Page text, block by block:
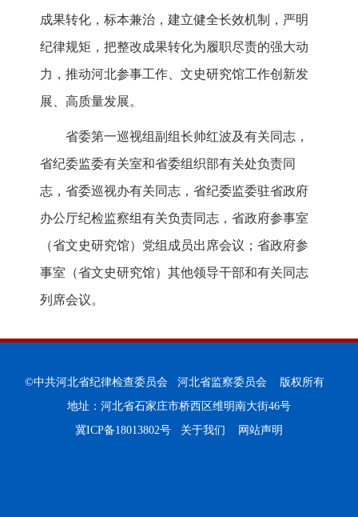
成果转化，标本兼治，建立健全长效机制，严明
纪律规矩，把整改成果转化为履职尽责的强大动
力，推动河北参事工作、文史研究馆工作创新发
展、高质量发展。
省委第一巡视组副组长帅红波及有关同志，
省纪委监委有关室和省委组织部有关处负责同
志，省委巡视办有关同志，省纪委监委驻省政府
办公厅纪检监察组有关负责同志，省政府参事室
（省文史研究馆）党组成员出席会议；省政府参
事室（省文史研究馆）其他领导干部和有关同志
列席会议。
©中共河北省纪律检查委员会 河北省监察委员会 版权所有
地址：河北省石家庄市桥西区维明南大街46号
冀ICP备18013802号
关于我们 网站声明